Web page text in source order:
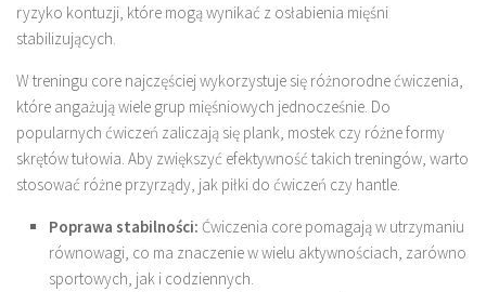
ryzyko kontuzji, które mogą wynikać z osłabienia mięśni
stabilizujących.
W treningu core najczęściej wykorzystuje się różnorodne ćwiczenia,
które angażują wiele grup mięśniowych jednocześnie. Do
popularnych ćwiczeń zaliczają się plank, mostek czy różne formy
skrętów tułowia. Aby zwiększyć efektywność takich treningów, warto
stosować różne przyrządy, jak piłki do ćwiczeń czy hantle.
Poprawa stabilności: Ćwiczenia core pomagają w utrzymaniu
równowagi, co ma znaczenie w wielu aktywnościach, zarówno
sportowych, jak i codziennych.